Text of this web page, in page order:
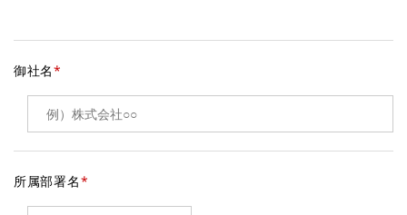
御社名*
所属部署名*